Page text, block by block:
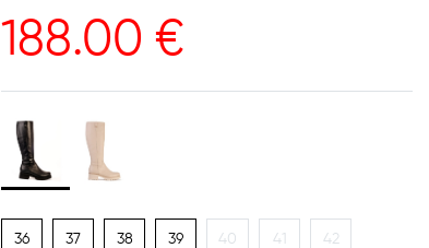
188.00 €
36 37 38 39 40 41 42